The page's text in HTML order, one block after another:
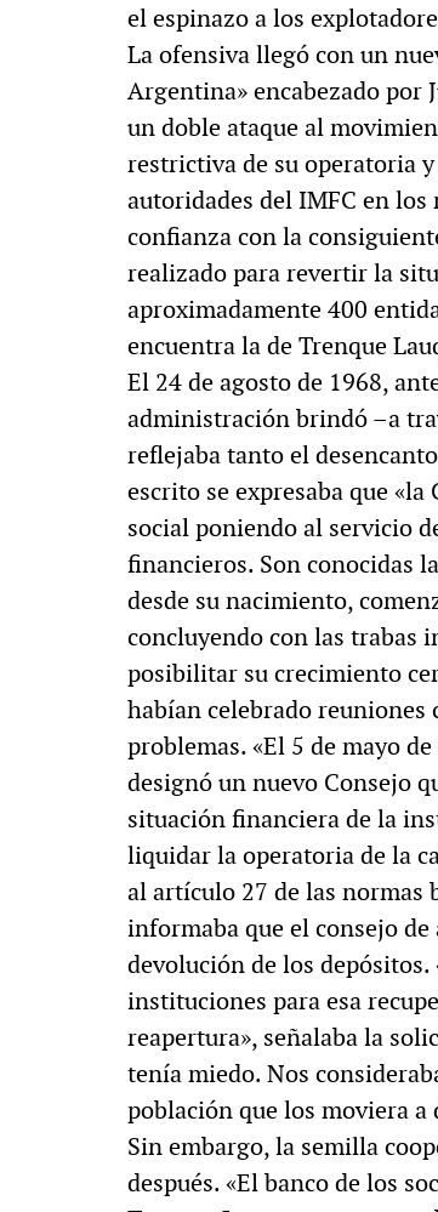
el espinazo a los
La ofensiva llegó con un
Argentina» encabezado por
un doble ataque al
restrictiva de su operatoria
autoridades del IMFC en
confianza con la
realizado para revertir la
aproximadamente 400
encuentra la de Trenque
El 24 de agosto de 1968,
administración brindó –a
reflejaba tanto el
escrito se expresaba que
social poniendo al servicio
financieros. Son conocidas
desde su nacimiento,
concluyendo con las trabas
posibilitar su crecimiento
habían celebrado reuniones
problemas. «El 5 de mayo
designó un nuevo Consejo
situación financiera de la
liquidar la operatoria de la
al artículo 27 de las normas
informaba que el consejo
devolución de los
instituciones para esa
reapertura», señalaba la
tenía miedo. Nos
población que los moviera a
Sin embargo, la semilla
después. «El banco de los